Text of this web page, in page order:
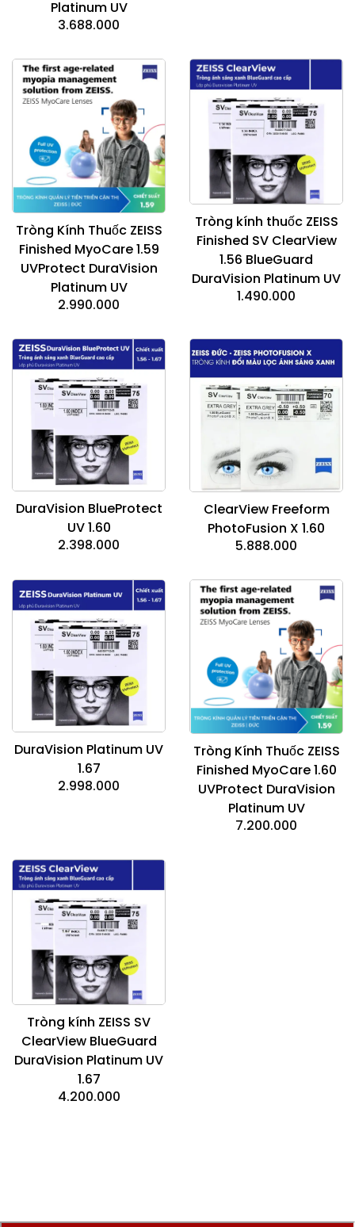
Platinum UV
3.688.000
Tròng Kính Thuốc ZEISS
Finished MyoCare 1.59
UVProtect DuraVision
Platinum UV
2.990.000
Tròng kính thuốc ZEISS
Finished SV ClearView
1.56 BlueGuard
DuraVision Platinum UV
1.490.000
DuraVision BlueProtect
UV 1.60
2.398.000
ClearView Freeform
PhotoFusion X 1.60
5.888.000
DuraVision Platinum UV
1.67
2.998.000
Tròng Kính Thuốc ZEISS
Finished MyoCare 1.60
UVProtect DuraVision
Platinum UV
7.200.000
Tròng kính ZEISS SV
ClearView BlueGuard
DuraVision Platinum UV
1.67
4.200.000